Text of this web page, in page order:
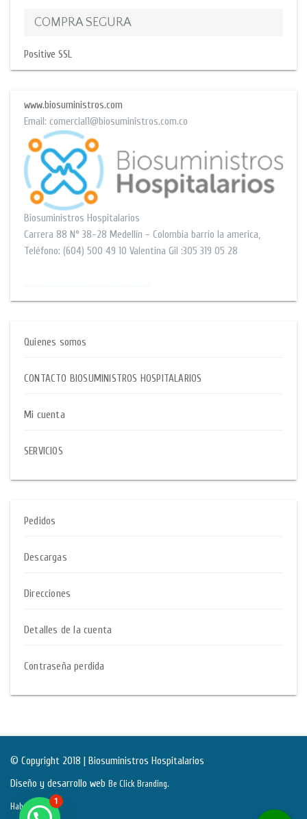
COMPRA SEGURA
Positive SSL
www.biosuministros.com
Email: comercial1@biosuministros.com.co
Biosuministros Hospitalarios
Carrera 88 N° 38-28 Medellín - Colombia barrio la america,
Teléfono: (604) 500 49 10 Valentina Gil :305 319 05 28
Quienes somos
CONTACTO BIOSUMINISTROS HOSPITALARIOS
Mi cuenta
SERVICIOS
Pedidos
Descargas
Direcciones
Detalles de la cuenta
Contraseña perdida
© Copyright 2018 | Biosuministros Hospitalarios
Diseño y desarrollo web Be Click Branding.
Habeas Data
1